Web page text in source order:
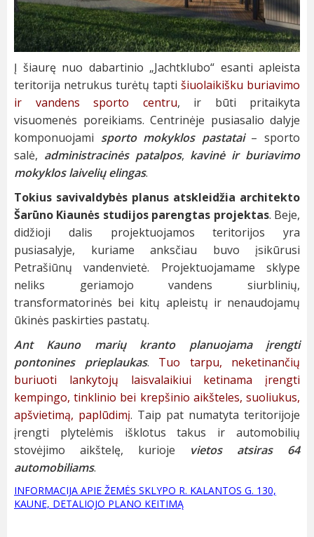
Į šiaurę nuo dabartinio „Jachtklubo“ esanti apleista
teritorija netrukus turėtų tapti šiuolaikišku buriavimo
ir vandens sporto centru, ir būti pritaikyta
visuomenės poreikiams. Centrinėje pusiasalio dalyje
komponuojami sporto mokyklos pastatai– sporto
salė, administracinės patalpos, kavinė ir buriavimo
mokyklos laivelių elingas.
Tokius savivaldybės planus atskleidžia architekto
Šarūno Kiaunės studijos parengtas projektas. Beje,
didžioji dalis projektuojamos teritorijos yra
pusiasalyje, kuriame anksčiau buvo įsikūrusi
Petrašiūnų vandenvietė. Projektuojamame sklype
neliks geriamojo vandens siurblinių,
transformatorinės bei kitų apleistų ir nenaudojamų
ūkinės paskirties pastatų.
Ant Kauno marių kranto planuojama įrengti
pontonines prieplaukas. Tuo tarpu, neketinančių
buriuoti lankytojų laisvalaikiui ketinama įrengti
kempingo, tinklinio bei krepšinio aikšteles, suoliukus,
apšvietimą, paplūdimį. Taip pat numatyta teritorijoje
įrengti plytelėmis išklotus takus ir automobilių
stovėjimo aikštelę, kurioje vietos atsiras 64
automobiliams.
INFORMACIJA APIE ŽEMĖS SKLYPO R. KALANTOS G. 130,
KAUNE, DETALIOJO PLANO KEITIMĄ